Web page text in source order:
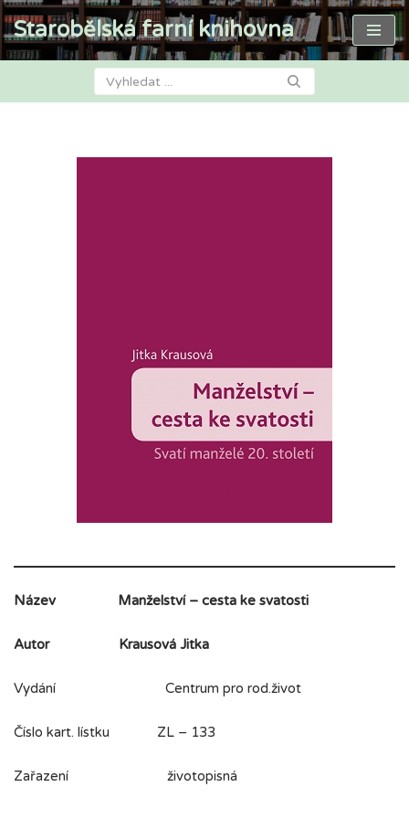
Přeskočit
Starobělská farní knihovna
Název Manželství – cesta ke svatosti
Autor Krausová Jitka
Vydání Centrum pro rod.život
Číslo kart. lístku ZL – 133
Zařazení životopisná